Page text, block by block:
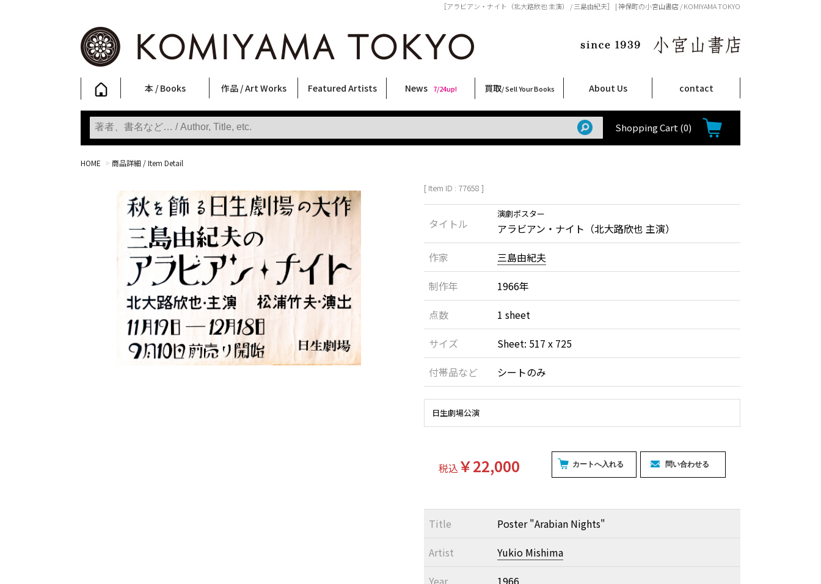
［アラビアン・ナイト（北大路欣也 主演） / 三島由紀夫］ | 神保町の小宮山書店 / KOMIYAMA TOKYO
本 / Books
写真集
Photobooks
ファッション
Fashion
アート / 美術
Art
文学・人文
Literature & Humanities
日本文化
Japanese Culture
新刊
New Books
SALE
SALE
作品 / Art Works
フォトグラフィー
Photography
ポスター
Posters
ストリートアート
Street Art
立体・その他
Sculptures / etc
アートワークス
Art Works
Primary Artworks
KOMIYAMA TOKYO ART LABEL
版画
Prints
Featured Artists
稲嶺啓一(東風終)
村田言恵
丸岡和吾
Rico Casella
キム・ロートン
菅谷晋一
柴田亜美
内藤啓介
CHRIS
林月光
二本木里美
秋赤音
大類信
三島剛
大西洋介
三島由紀夫
天野タケル
横尾忠則
内藤ルネ
春川ナミオ
森山大道
須藤昌人
北島敬三
COOKIE
佐伯俊男
News 7/24up!
新着・おすすめ商品 9/7up!
フェア・イベント情報 7/24up!
お店からのお知らせ 6/1up!
買取/ Sell Your Books
買取ブログ
買取専用フォーム
古書 / 古本の買取
美術品の買取
出張買取について
宅配買取について
店頭買取について
よくある質問
About Us
店舗案内
Shop Infomation
ご注文について
How to Order
特定商取引法に関する表示
プライバシーポリシー
contact
Shopping Cart (0)
HOME > 商品詳細 / Item Detail
[ Item ID : 77658 ]
タイトル
演劇ポスター
アラビアン・ナイト（北大路欣也 主演）
作家
三島由紀夫
制作年
1966年
点数
1 sheet
サイズ
Sheet: 517 x 725
付帯品など
シートのみ
日生劇場公演
税込 ￥22,000
Title
Poster "Arabian Nights"
Artist
Yukio Mishima
Year
1966